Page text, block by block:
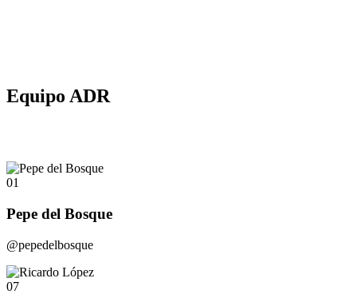
Equipo ADR
01
Pepe del Bosque
@pepedelbosque
07